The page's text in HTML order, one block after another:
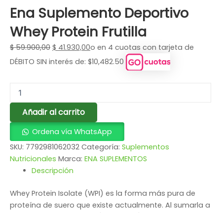
Ena Suplemento Deportivo
Whey Protein Frutilla
$59.900,00 $ 41.930,00o en 4 cuotas con tarjeta de
DÉBITO SIN interés de: $10,482.50
Añadir al carrito
Ordena vía WhatsApp
SKU: 7792981062032 Categoría: Suplementos
Nutricionales Marca: ENA SUPLEMENTOS
Descripción
Whey Protein Isolate (WPI) es la forma más pura de
proteína de suero que existe actualmente. Al sumarla a